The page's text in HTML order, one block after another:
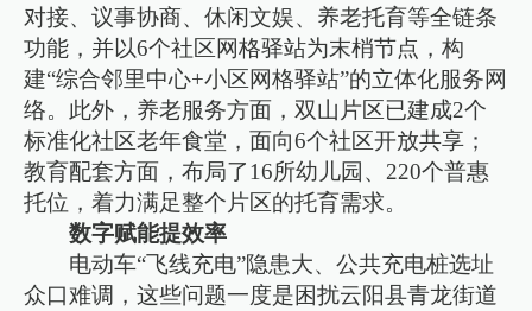
对接、议事协商、休闲文娱、养老托育等全链条
功能，并以6个社区网格驿站为末梢节点，构
建“综合邻里中心+小区网格驿站”的立体化服务网
络。此外，养老服务方面，双山片区已建成2个
标准化社区老年食堂，面向6个社区开放共享；
教育配套方面，布局了16所幼儿园、220个普惠
托位，着力满足整个片区的托育需求。
数字赋能提效率
电动车“飞线充电”隐患大、公共充电桩选址
众口难调，这些问题一度是困扰云阳县青龙街道